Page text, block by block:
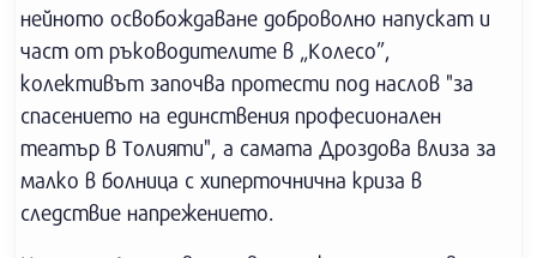
нейното освобождаване доброволно напускат и
част от ръководителите в „Колесо”,
колективът започва протести под наслов "за
спасението на единствения професионален
театър в Толияти", а самата Дроздова влиза за
малко в болница с хиперточнична криза в
следствие напрежението.